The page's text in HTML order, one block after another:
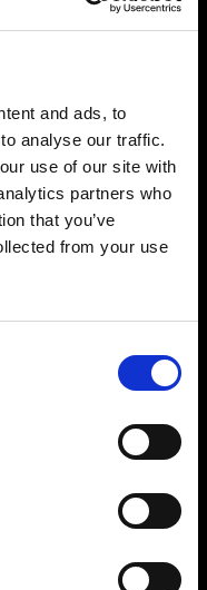
and ads, to
analyse our traffic.
use of our site with
partners who
that you’ve
from your use
か？
種類以上のモディ
ソフトボックス、
ーティーディッ